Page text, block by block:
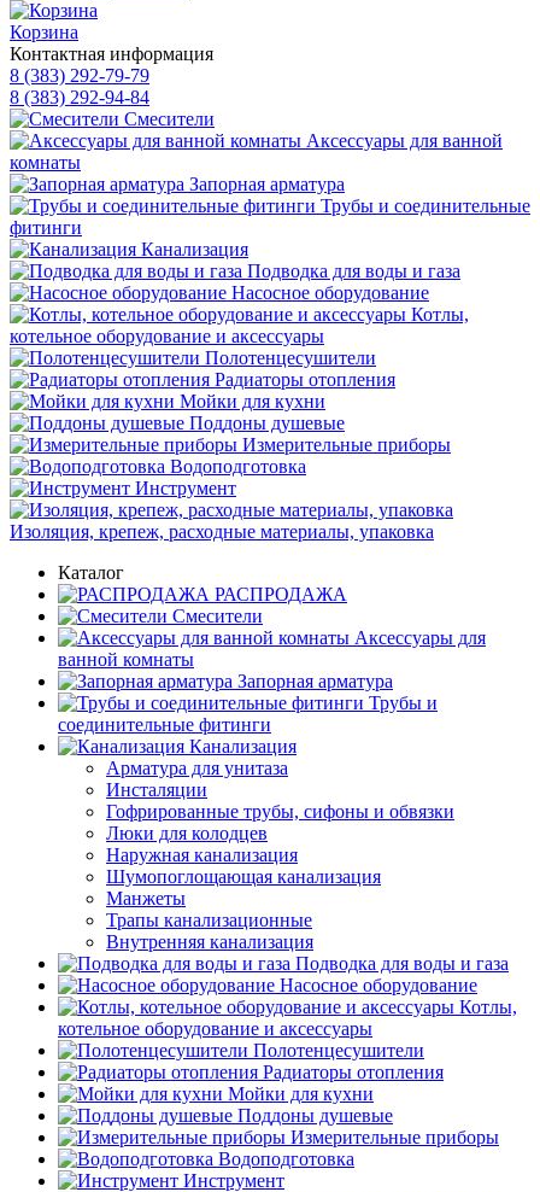
Корзина
Контактная информация
8 (383) 292-79-79
8 (383) 292-94-84
Смесители
Аксессуары для ванной
комнаты
Запорная арматура
Трубы и соединительные
фитинги
Канализация
Подводка для воды и газа
Насосное оборудование
Котлы,
котельное оборудование и аксессуары
Полотенцесушители
Радиаторы отопления
Мойки для кухни
Поддоны душевые
Измерительные приборы
Водоподготовка
Инструмент
Изоляция, крепеж, расходные материалы, упаковка
Каталог
РАСПРОДАЖА
Смесители
Аксессуары для
ванной комнаты
Запорная арматура
Трубы и
соединительные фитинги
Канализация
Арматура для унитаза
Инсталяции
Гофрированные трубы, сифоны и обвязки
Люки для колодцев
Наружная канализация
Шумопоглощающая канализация
Манжеты
Трапы канализационные
Внутренняя канализация
Подводка для воды и газа
Насосное оборудование
Котлы,
котельное оборудование и аксессуары
Полотенцесушители
Радиаторы отопления
Мойки для кухни
Поддоны душевые
Измерительные приборы
Водоподготовка
Инструмент